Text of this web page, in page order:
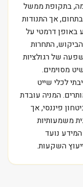
בתקופת ממשל
אך התנודות
באופן דרמטי על
התחרות
של רגולציות
מסוימים.
לכלי שייט
המניה עובדת
פיננסי, אך
משמעותיות
נועד
השקעות.